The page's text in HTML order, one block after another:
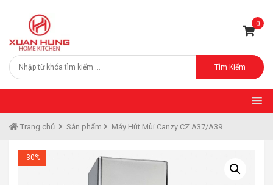
0
Tìm Kiếm
Trang chủ Sản phẩm Máy Hút Mùi Canzy CZ A37/A39
-30%